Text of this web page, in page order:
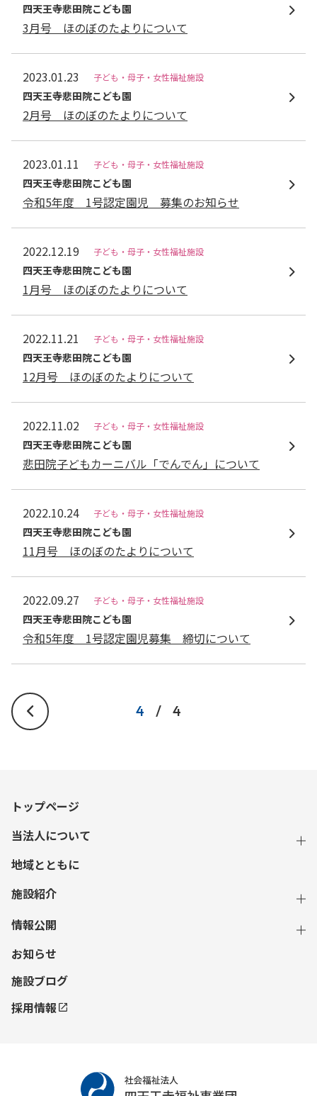
四天王寺悲⽥院こども園
3月号 ほのぼのたよりについて
2023.01.23 子ども・母子・女性福祉施設
四天王寺悲⽥院こども園
2月号 ほのぼのたよりについて
2023.01.11 子ども・母子・女性福祉施設
四天王寺悲⽥院こども園
令和5年度 1号認定園児 募集のお知らせ
2022.12.19 子ども・母子・女性福祉施設
四天王寺悲⽥院こども園
1月号 ほのぼのたよりについて
2022.11.21 子ども・母子・女性福祉施設
四天王寺悲⽥院こども園
12月号 ほのぼのたよりについて
2022.11.02 子ども・母子・女性福祉施設
四天王寺悲⽥院こども園
悲田院子どもカーニバル「でんでん」について
2022.10.24 子ども・母子・女性福祉施設
四天王寺悲⽥院こども園
11月号 ほのぼのたよりについて
2022.09.27 子ども・母子・女性福祉施設
四天王寺悲⽥院こども園
令和5年度 1号認定園児募集 締切について
4 / 4
トップページ
当法人について
地域とともに
施設紹介
情報公開
お知らせ
施設ブログ
採用情報